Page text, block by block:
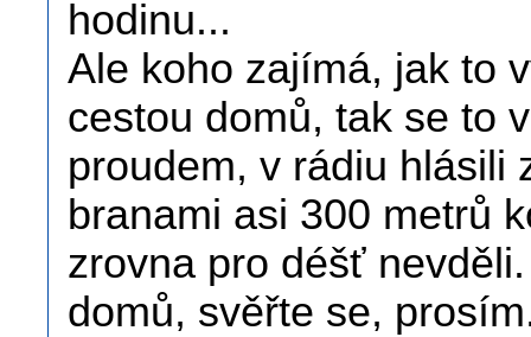
hodinu...
Ale koho zajímá, jak to
cestou domů, tak se to
proudem, v rádiu hlásili
branami asi 300 metrů
zrovna pro déšť
domů, svěřte se,